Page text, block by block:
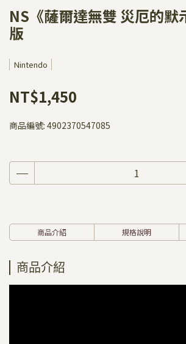
NS《薩爾達無雙 災厄的默
版
Nintendo
NT$1,450
商品編號: 4902370547085
商品介紹 規格說明
商品介紹